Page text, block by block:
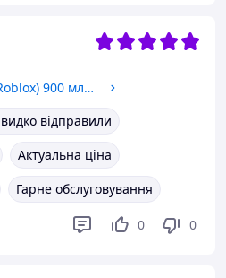
Еко ланч-бокс Роблокс (Roblox) 900 мл, контейнер для обідів з виделкою і ложкою М'ятний
відправили
Актуальна ціна
Гарне обслуговування
0 0